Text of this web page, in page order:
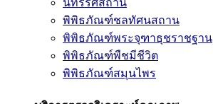
พิพิธภัณฑ์ชลทัศนสถาน
พิพิธภัณฑ์พระจุฑาธุชราชฐาน
พิพิธภัณฑ์พืชมีชีวิต
พิพิธภัณฑ์สมุนไพร